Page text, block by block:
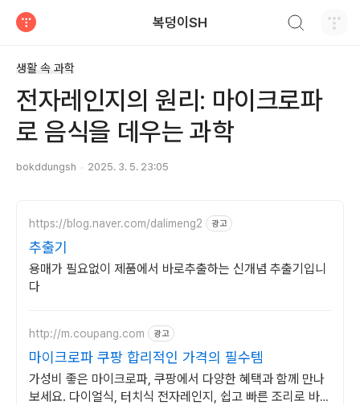
복덩이SH
생활 속 과학
전자레인지의 원리: 마이크로파
로 음식을 데우는 과학
bokddungsh 2025. 3. 5. 23:05
https://blog.naver.com/dalimeng2 광고
추출기
용매가 필요없이 제품에서 바로추출하는 신개념 추출기입니
다
http://m.coupang.com 광고
마이크로파 쿠팡 합리적인 가격의 필수템
가성비 좋은 마이크로파, 쿠팡에서 다양한 혜택과 함께 만나
보세요. 다이얼식, 터치식 전자레인지, 쉽고 빠른 조리로 바쁜